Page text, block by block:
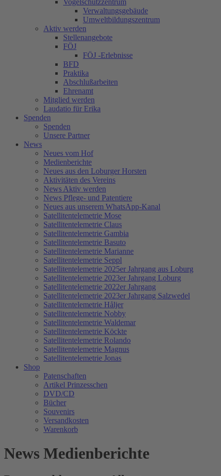
Verwaltungsgebäude
Umweltbildungszentrum
Aktiv werden
Stellenangebote
FÖJ
FÖJ -Erlebnisse
BFD
Praktika
Abschlußarbeiten
Ehrenamt
Mitglied werden
Laudatio für Erika
Spenden
Spenden
Unsere Partner
News
Neues vom Hof
Medienberichte
Neues aus den Loburger Horsten
Aktivitäten des Vereins
News Aktiv werden
News Pflege- und Patentiere
Neues aus unserem WhatsApp-Kanal
Satellitentelemetrie Mose
Satellitentelemetrie Claus
Satellitentelemetrie Gambia
Satellitentelemetrie Basuto
Satellitentelemetrie Marianne
Satellitentelemetrie Seppl
Satellitentelemetrie 2025er Jahrgang aus Loburg
Satellitentelemetrie 2023er Jahrgang Loburg
Satellitentelemetrie 2022er Jahrgang
Satellitentelemetrie 2023er Jahrgang Salzwedel
Satellitentelemetrie Håljer
Satellitentelemetrie Nobby
Satellitentelemetrie Waldemar
Satellitentelemetrie Köckte
Satellitentelemetrie Rolando
Satellitentelemetrie Magnus
Satellitentelemetrie Jonas
Shop
Patenschaften
Artikel Prinzesschen
DVD/CD
Bücher
Souvenirs
Versandkosten
Warenkorb
News Medienberichte